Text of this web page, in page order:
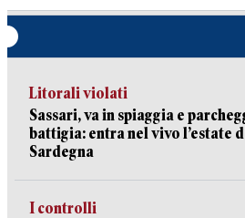
Litorali violati
Sassari, va in spiaggia e
battigia: entra nel vivo l’estate
Sardegna
I controlli